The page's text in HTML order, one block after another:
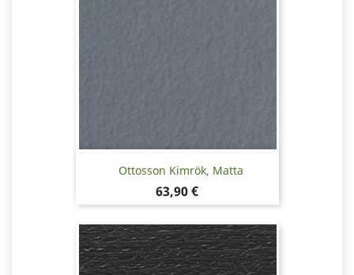
Ottosson Kimrök, Matta
Hinta
63,90 €